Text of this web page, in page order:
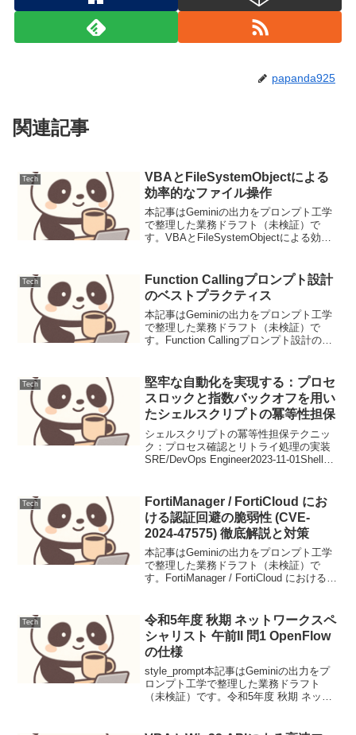
papanda925
関連記事
Tech
VBAとFileSystemObjectによる
効率的なファイル操作
本記事はGeminiの出力をプロンプト工学
で整理した業務ドラフト（未検証）で
す。VBAとFileSystemObjectによる効率
ジネスプロ...
Tech
Function Callingプロンプト設計
のベストプラクティス
本記事はGeminiの出力をプロンプト工学
で整理した業務ドラフト（未検証）で
す。Function Callingプロンプト設計のベ
APIと連携し、よ...
Tech
堅牢な自動化を実現する：プロセ
スロックと指数バックオフを用い
たシェルスクリプトの冪等性担保
シェルスクリプトの冪等性担保テクニッ
ク：プロセス確認とリトライ処理の実装
SRE/DevOps Engineer2023-11-01Shell
Tech
FortiManager / FortiCloud にお
ける認証回避の脆弱性 (CVE-
2024-47575) 徹底解説と対策
本記事はGeminiの出力をプロンプト工学
で整理した業務ドラフト（未検証）で
す。FortiManager / FortiCloud における認
FortiMa...
Tech
令和5年度 秋期 ネットワークスペ
シャリスト 午前II 問1 OpenFlow
の仕様
style_prompt本記事はGeminiの出力をプ
ロンプト工学で整理した業務ドラフト
（未検証）です。令和5年度 秋期 ネット